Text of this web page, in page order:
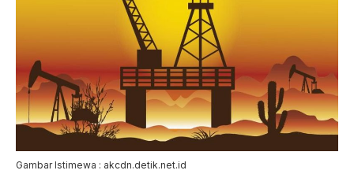
Gambar Istimewa : akcdn.detik.net.id